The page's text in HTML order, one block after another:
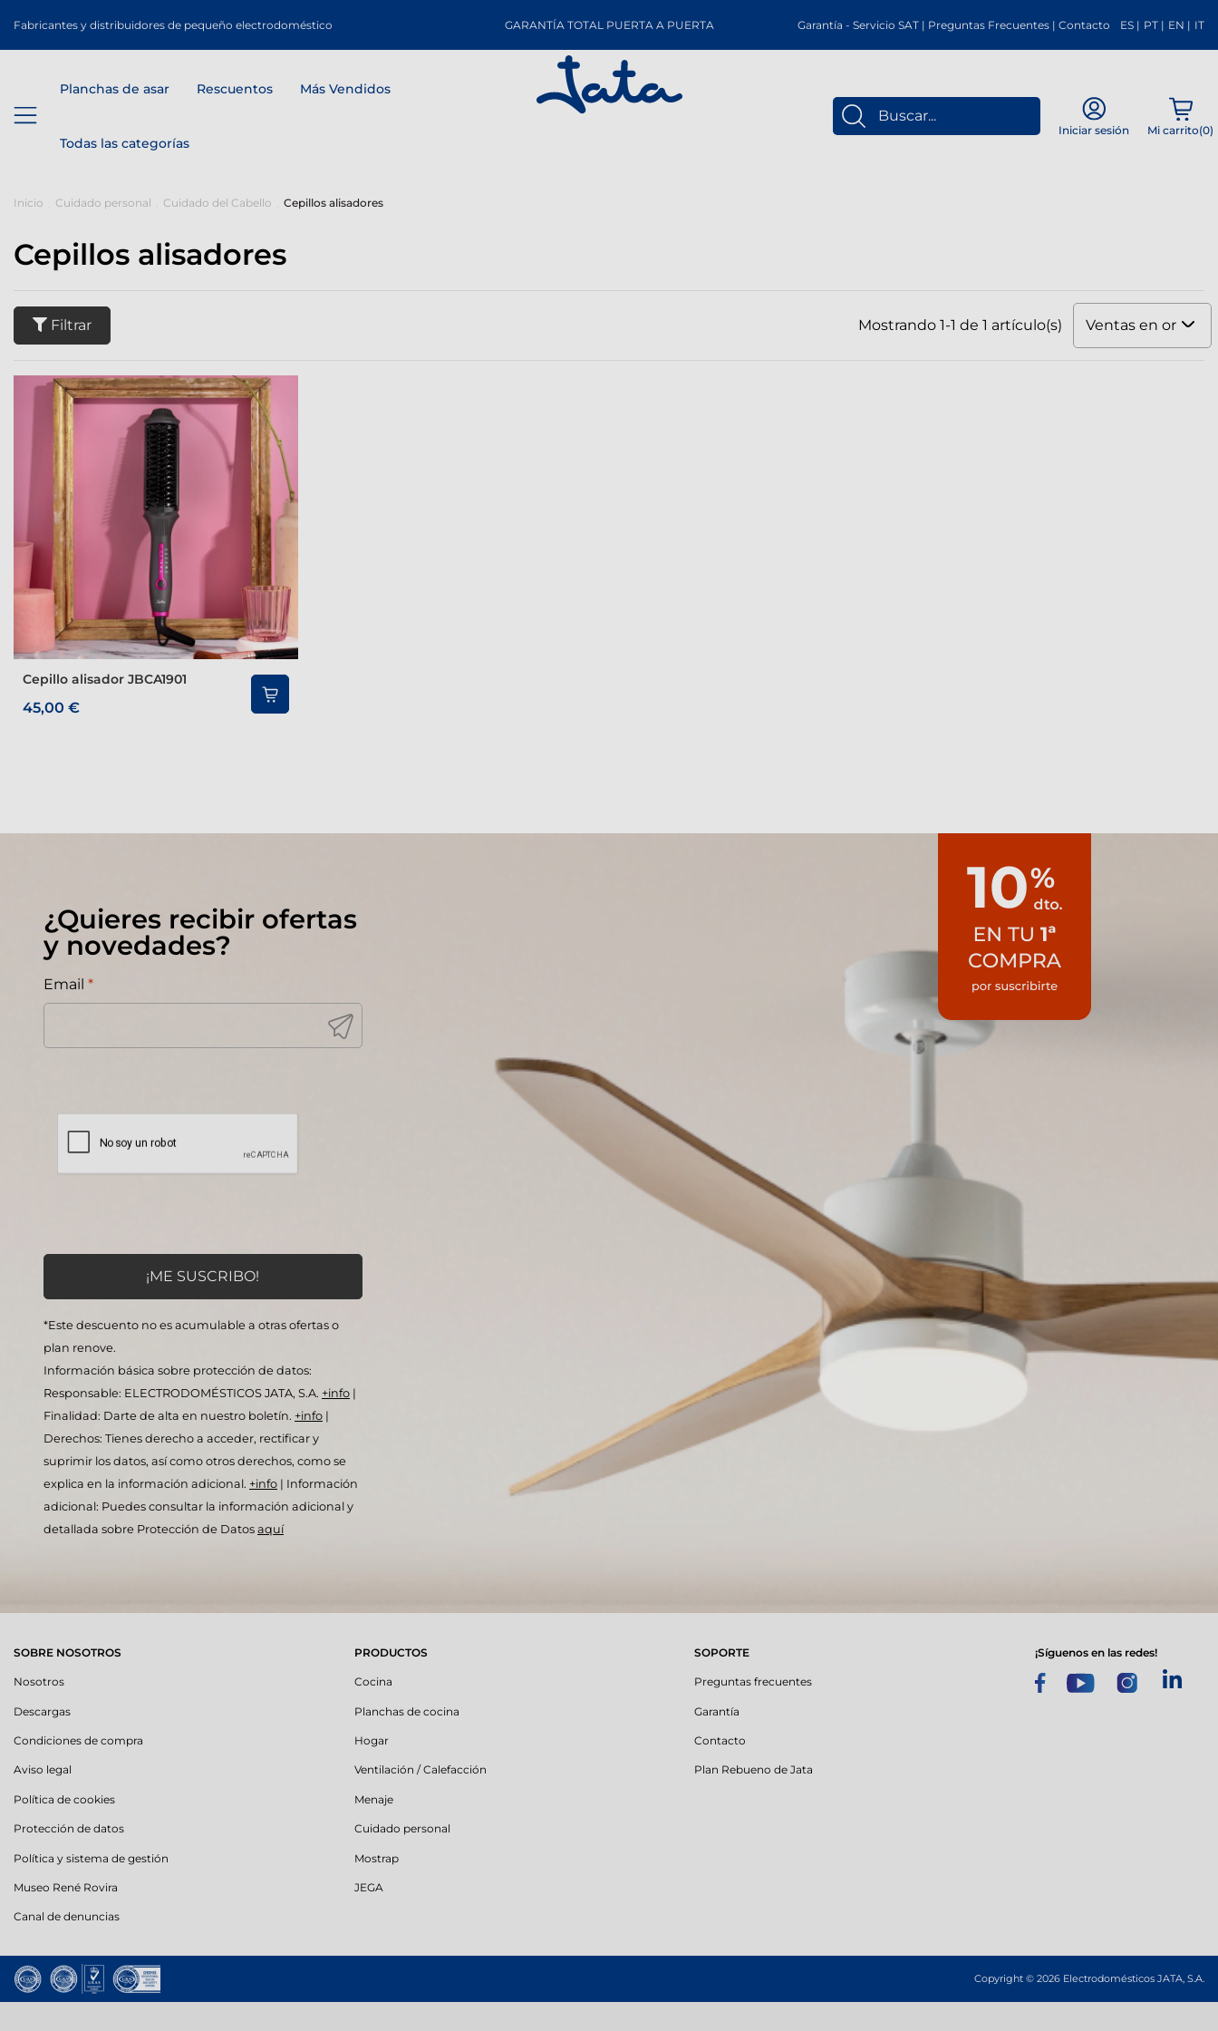
Fabricantes y distribuidores de pequeño electrodoméstico GARANTÍA TOTAL PUERTA A PUERTA Garantía - Servicio SAT | Preguntas Frecuentes | Contacto ES | PT | EN | IT
Planchas de asar Rescuentos Más Vendidos
Todas las categorías
Iniciar sesión Mi carrito(0)
Inicio Cuidado personal Cuidado del Cabello Cepillos alisadores
Cepillos alisadores
Filtrar Mostrando 1-1 de 1 artículo(s) Ventas en orden
Cepillo alisador JBCA1901
45,00 €
¿Quieres recibir ofertas
y novedades?
Email *
*Este descuento no es acumulable a otras ofertas o
plan renove.
Información básica sobre protección de datos:
Responsable: ELECTRODOMÉSTICOS JATA, S.A. +info |
Finalidad: Darte de alta en nuestro boletín. +info |
Derechos: Tienes derecho a acceder, rectificar y
suprimir los datos, así como otros derechos, como se
explica en la información adicional. +info | Información
adicional: Puedes consultar la información adicional y
detallada sobre Protección de Datos aquí
SOBRE NOSOTROS
Nosotros
Descargas
Condiciones de compra
Aviso legal
Política de cookies
Protección de datos
Política y sistema de gestión
Museo René Rovira
Canal de denuncias
PRODUCTOS
Cocina
Planchas de cocina
Hogar
Ventilación / Calefacción
Menaje
Cuidado personal
Mostrap
JEGA
SOPORTE
Preguntas frecuentes
Garantía
Contacto
Plan Rebueno de Jata
¡síguenos en las redes!
Copyright © 2026 Electrodomésticos JATA, S.A.